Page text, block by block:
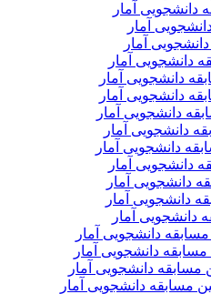
آمار
آمار
آمار
دانشجویی آمار
دانشجویی آمار
دانشجویی آمار
دانشجویی آمار
دانشجویی آمار
دانشجویی آمار
دانشجویی آمار
دانشجویی آمار
دانشجویی آمار
دانشجویی آمار
دانشجویی آمار
دانشجویی آمار
دانشجویی آمار
مسابقه دانشجویی آمار